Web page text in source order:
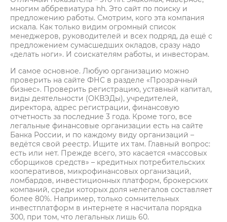
многим аббревиатура hh. Это сайт по поиску и
предложению работы. Смотрим, кого эта компания
искала. Как только видим огромный список
менеджеров, руководителей и всех подряд, да ещё с
предложением сумасшедших окладов, сразу надо
«делать ноги». И соискателям работы, и инвесторам.
И самое основное. Любую организацию можно
проверить на сайте ФНС в разделе «Прозрачный
бизнес». Проверить регистрацию, уставный капитал,
виды деятельности (ОКВЭДы), учредителей,
директора, адрес регистрации, финансовую
отчетность за последние 3 года. Кроме того, все
легальные финансовые организации есть на сайте
Банка России, и по каждому виду организаций –
ведётся свой реестр. Ищите их там. Главный вопрос:
есть или нет. Прежде всего, это касается «массовых
сборщиков средств» – кредитных потребительских
кооперативов, микрофинансовых организаций,
ломбардов, инвестиционных платформ, брокерских
компаний, среди которых доля нелегалов составляет
более 80%. Например, только сомнительных
инвестплатформ в интернете я насчитала порядка
300, при том, что легальных лишь 60.